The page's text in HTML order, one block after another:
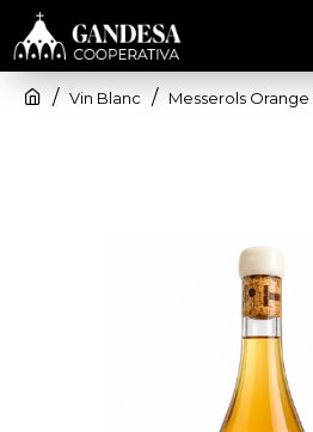
Vin Blanc Messerols Orange